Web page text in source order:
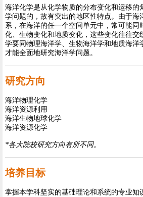
海洋化学是从化学物质的分布变化和运移的
学问题的，故有突出的地区性特点。由于海
系，在海洋的任一个空间单元中，常可能同
化、生物变化和地质变化，这些变化往往交
学要同物理海洋学、生物海洋学和地质海洋
才能全面地研究海洋学问题。
研究方向
海洋物理化学
海洋资源利用
海洋生物地球化学
海洋资源化学
*各大院校研究方向有所不同。
培养目标
掌握本学科坚实的基础理论和系统的专业知